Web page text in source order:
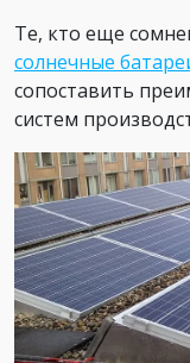
Те, кто еще
солнечные
сопоставить
систем